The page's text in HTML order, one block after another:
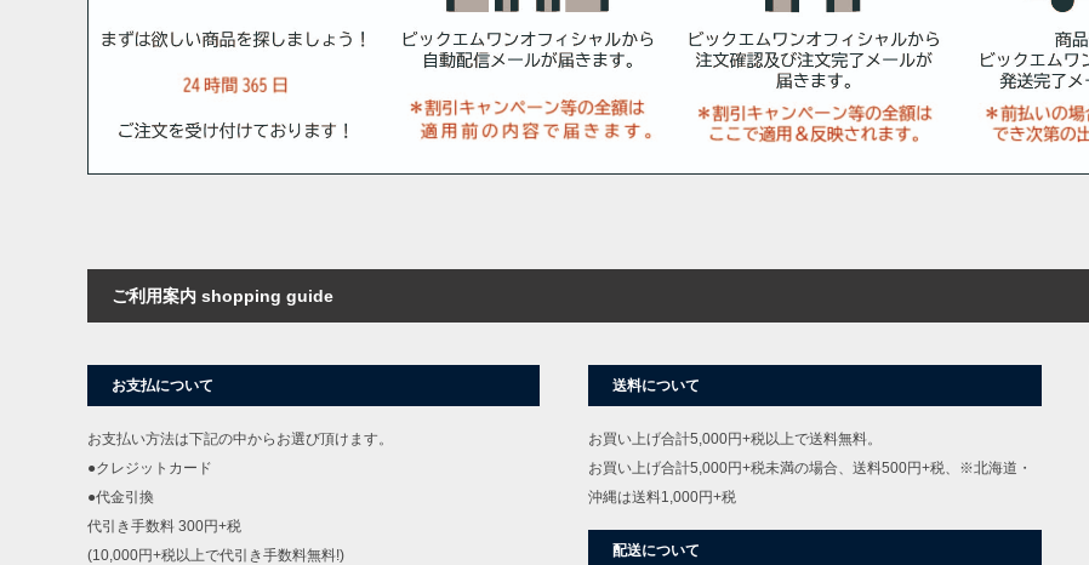
ご利用案内 shopping guide
お支払について
お支払い方法は下記の中からお選び頂けます。
●クレジットカード
●代金引換
代引き手数料 300円+税
(10,000円+税以上で代引き手数料無料!)
送料について
お買い上げ合計5,000円+税以上で送料無料。
お買い上げ合計5,000円+税未満の場合、送料500円+税、※北海道・
沖縄は送料1,000円+税
配送について